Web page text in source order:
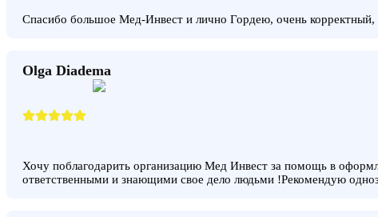
Спасибо большое Мед-Инвест и лично Гордею, очень
Olga Diadema
Хочу поблагодарить организацию Мед Инвест за помощь в
ответственными и знающими свое дело людьми !Рекомендую